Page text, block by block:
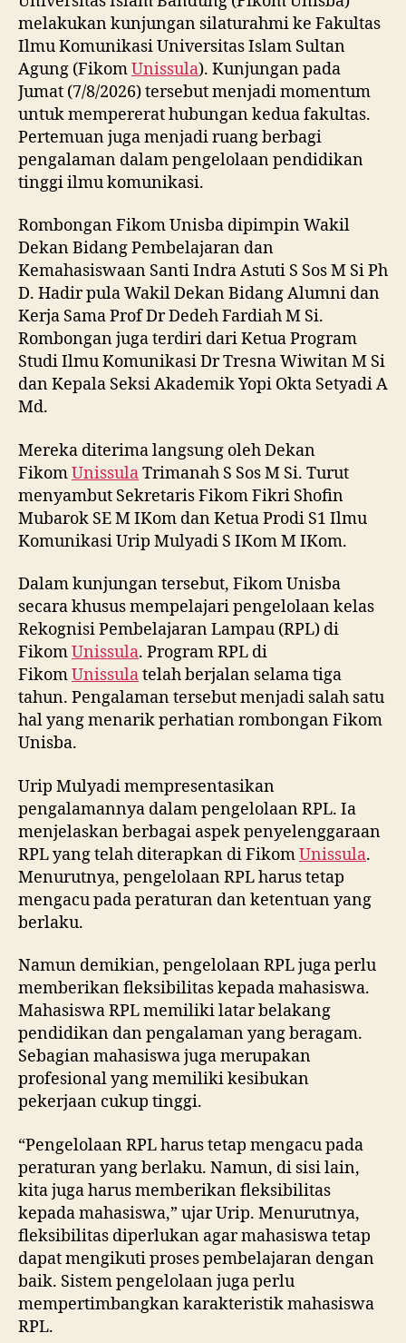
melakukan kunjungan silaturahmi ke Fakultas
Ilmu Komunikasi Universitas Islam Sultan
Agung (FikomUnissula). Kunjungan pada
Jumat (7/8/2026) tersebut menjadi momentum
untuk mempererat hubungan kedua fakultas.
Pertemuan juga menjadi ruang berbagi
pengalaman dalam pengelolaan pendidikan
tinggi ilmu komunikasi.
Rombongan Fikom Unisba dipimpin Wakil
Dekan Bidang Pembelajaran dan
Kemahasiswaan Santi Indra Astuti S Sos M Si Ph
D. Hadir pula Wakil Dekan Bidang Alumni dan
Kerja Sama Prof Dr Dedeh Fardiah M Si.
Rombongan juga terdiri dari Ketua Program
Studi Ilmu Komunikasi Dr Tresna Wiwitan M Si
dan Kepala Seksi Akademik Yopi Okta Setyadi A
Md.
Mereka diterima langsung oleh Dekan
FikomUnissulaTrimanah S Sos M Si. Turut
menyambut Sekretaris Fikom Fikri Shofin
Mubarok SE M IKom dan Ketua Prodi S1 Ilmu
Komunikasi Urip Mulyadi S IKom M IKom.
Dalam kunjungan tersebut, Fikom Unisba
secara khusus mempelajari pengelolaan kelas
Rekognisi Pembelajaran Lampau (RPL) di
FikomUnissula. Program RPL di
FikomUnissulatelah berjalan selama tiga
tahun. Pengalaman tersebut menjadi salah satu
hal yang menarik perhatian rombongan Fikom
Unisba.
Urip Mulyadi mempresentasikan
pengalamannya dalam pengelolaan RPL. Ia
menjelaskan berbagai aspek penyelenggaraan
RPL yang telah diterapkan di FikomUnissula.
Menurutnya, pengelolaan RPL harus tetap
mengacu pada peraturan dan ketentuan yang
berlaku.
Namun demikian, pengelolaan RPL juga perlu
memberikan fleksibilitas kepada mahasiswa.
Mahasiswa RPL memiliki latar belakang
pendidikan dan pengalaman yang beragam.
Sebagian mahasiswa juga merupakan
profesional yang memiliki kesibukan
pekerjaan cukup tinggi.
“Pengelolaan RPL harus tetap mengacu pada
peraturan yang berlaku. Namun, di sisi lain,
kita juga harus memberikan fleksibilitas
kepada mahasiswa,” ujar Urip. Menurutnya,
fleksibilitas diperlukan agar mahasiswa tetap
dapat mengikuti proses pembelajaran dengan
baik. Sistem pengelolaan juga perlu
mempertimbangkan karakteristik mahasiswa
RPL.